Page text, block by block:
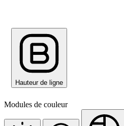
Hauteur de ligne
Modules de couleur